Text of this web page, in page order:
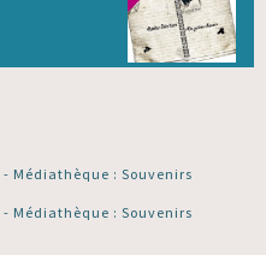
- Médiathèque : Souvenirs
- Médiathèque : Souvenirs